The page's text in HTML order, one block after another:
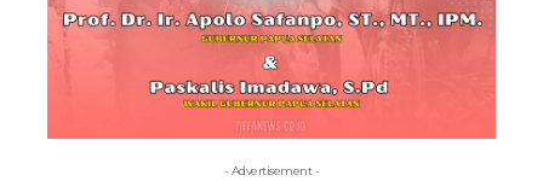
- Advertisement -